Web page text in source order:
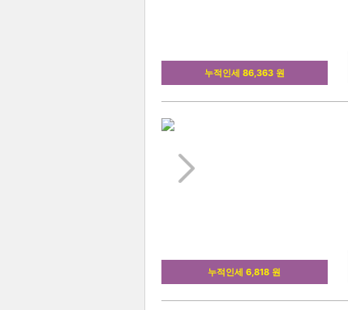
누적인세 86,363 원
누적인세 6,818 원